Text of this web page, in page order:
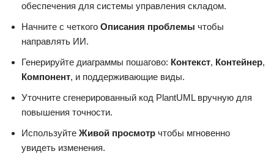
обеспечения для системы управления складом.
Начните с четкого Описания проблемы чтобы
направлять ИИ.
Генерируйте диаграммы пошагово: Контекст, Контейнер,
Компонент, и поддерживающие виды.
Уточните сгенерированный код PlantUML вручную для
повышения точности.
Используйте Живой просмотр чтобы мгновенно
увидеть изменения.